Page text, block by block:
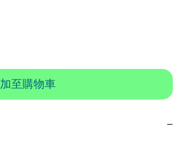
加至購物車
−